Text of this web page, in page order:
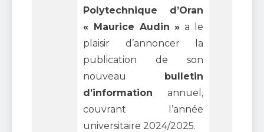
Polytechnique d’Oran
« Maurice Audin » a le
plaisir d’annoncer la
publication de son
nouveau bulletin
d’information annuel,
couvrant l’année
universitaire 2024/2025.